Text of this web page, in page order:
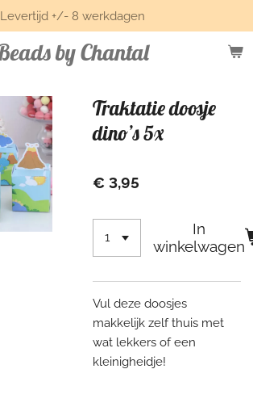
by Chantal
Levertijd +/- 8 werkdagen
Traktatie doosje
dino’s 5x
€ 3,95
In
winkelwagen
Vul deze doosjes
makkelijk zelf thuis met
wat lekkers of een
kleinigheidje!